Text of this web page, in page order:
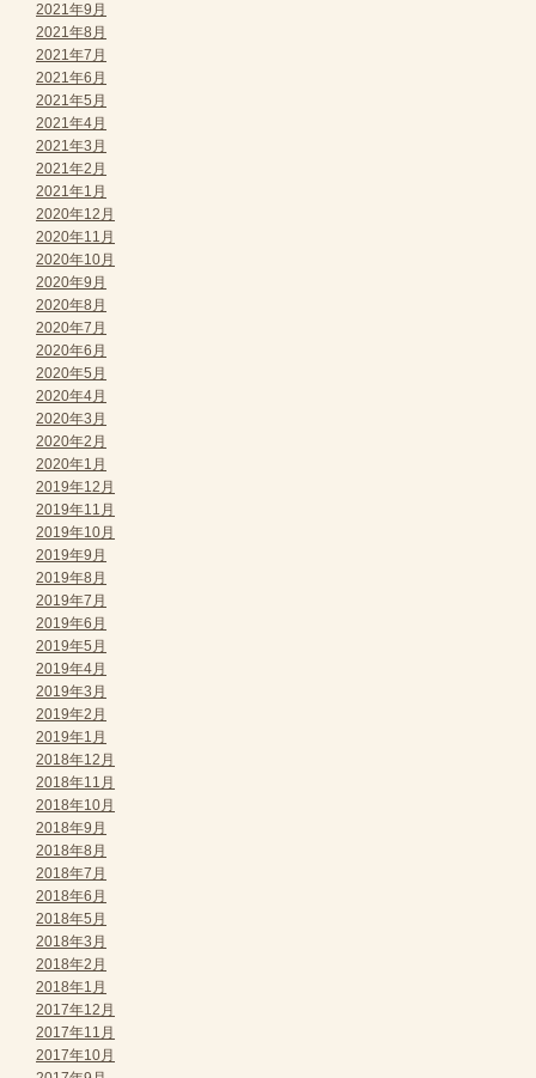
2021年9月
2021年8月
2021年7月
2021年6月
2021年5月
2021年4月
2021年3月
2021年2月
2021年1月
2020年12月
2020年11月
2020年10月
2020年9月
2020年8月
2020年7月
2020年6月
2020年5月
2020年4月
2020年3月
2020年2月
2020年1月
2019年12月
2019年11月
2019年10月
2019年9月
2019年8月
2019年7月
2019年6月
2019年5月
2019年4月
2019年3月
2019年2月
2019年1月
2018年12月
2018年11月
2018年10月
2018年9月
2018年8月
2018年7月
2018年6月
2018年5月
2018年3月
2018年2月
2018年1月
2017年12月
2017年11月
2017年10月